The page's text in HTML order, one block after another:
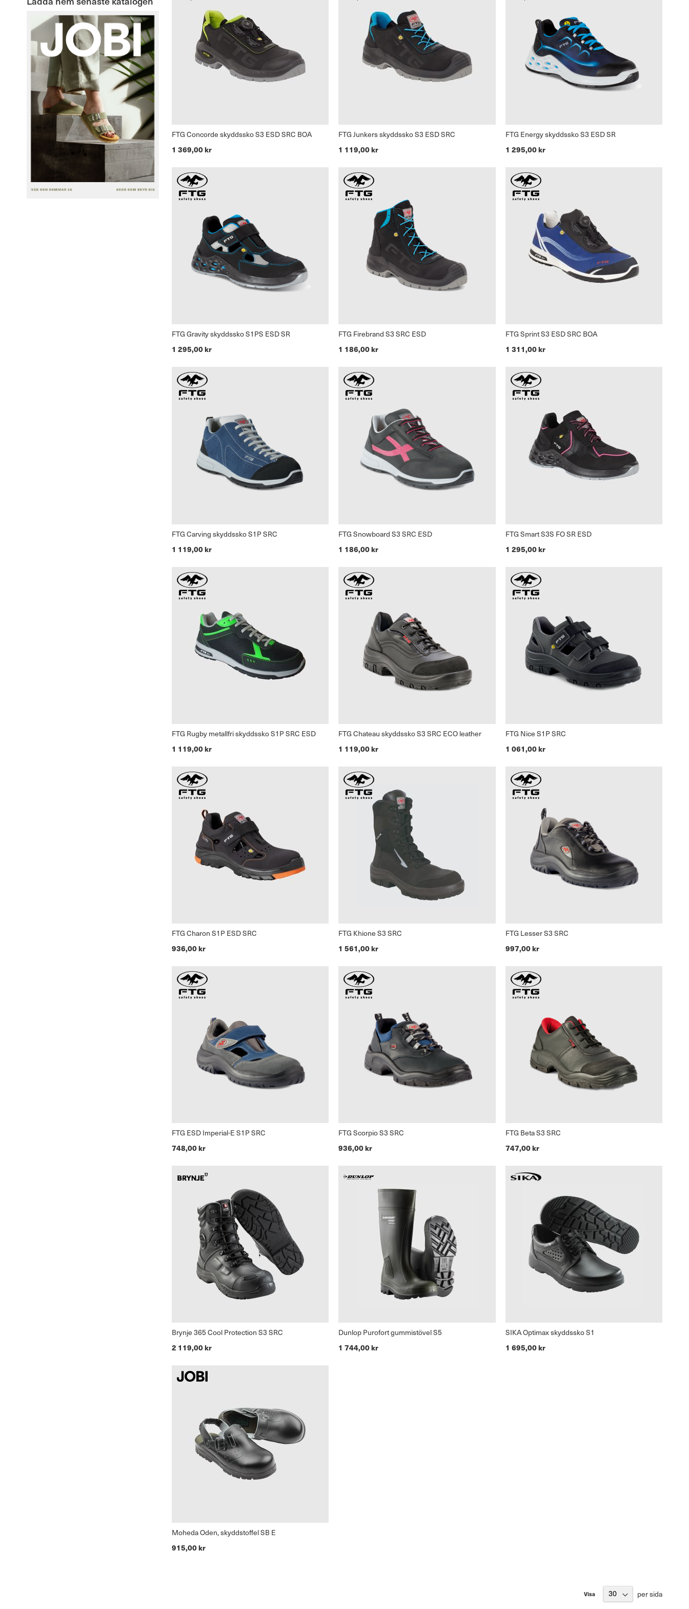
FTG Concorde skyddssko S3 ESD SRC BOA
1 369,00 kr
FTG Junkers skyddssko S3 ESD SRC
1 119,00 kr
FTG Energy skyddssko S3 ESD SR
1 295,00 kr
FTG Gravity skyddssko S1PS ESD SR
1 295,00 kr
FTG Firebrand S3 SRC ESD
1 186,00 kr
FTG Sprint S3 ESD SRC BOA
1 311,00 kr
FTG Carving skyddssko S1P SRC
1 119,00 kr
FTG Snowboard S3 SRC ESD
1 186,00 kr
FTG Smart S3S FO SR ESD
1 295,00 kr
FTG Rugby metallfri skyddssko S1P SRC ESD
1 119,00 kr
FTG Chateau skyddssko S3 SRC ECO leather
1 119,00 kr
FTG Nice S1P SRC
1 061,00 kr
FTG Charon S1P ESD SRC
936,00 kr
FTG Khione S3 SRC
1 561,00 kr
FTG Lesser S3 SRC
997,00 kr
FTG ESD Imperial-E S1P SRC
748,00 kr
FTG Scorpio S3 SRC
936,00 kr
FTG Beta S3 SRC
747,00 kr
Brynje 365 Cool Protection S3 SRC
2 119,00 kr
Dunlop Purofort gummistövel S5
1 744,00 kr
SIKA Optimax skyddssko S1
1 695,00 kr
Moheda Oden, skyddstoffel SB E
915,00 kr
Visa per sida